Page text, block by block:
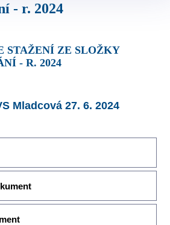
- r. 2024
- R. 2024
Mladcová 27. 6. 2024